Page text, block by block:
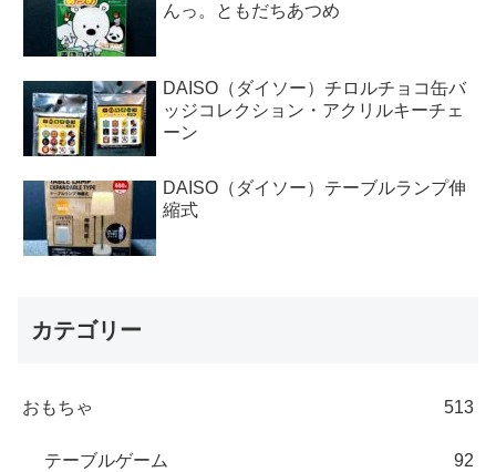
んっ。ともだちあつめ
DAISO（ダイソー）チロルチョコ缶バ
ッジコレクション・アクリルキーチェ
ーン
DAISO（ダイソー）テーブルランプ伸
縮式
カテゴリー
おもちゃ 513
テーブルゲーム 92